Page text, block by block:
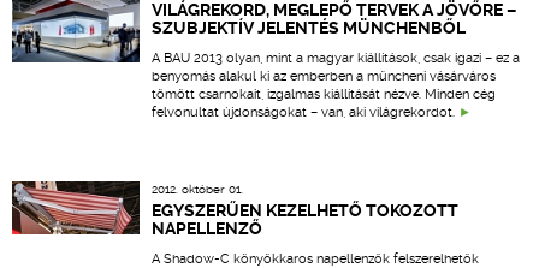
VILÁGREKORD, MEGLEPŐ TERVEK A JÖVŐRE –
SZUBJEKTÍV JELENTÉS MÜNCHENBŐL
A BAU 2013 olyan, mint a magyar kiállítások, csak igazi – ez a
benyomás alakul ki az emberben a müncheni vásárváros
tömött csarnokait, izgalmas kiállítását nézve. Minden cég
felvonultat újdonságokat – van, aki világrekordot.
2012. október 01.
EGYSZERŰEN KEZELHETŐ TOKOZOTT
NAPELLENZŐ
A Shadow-C könyökkaros napellenzők felszerelhetők